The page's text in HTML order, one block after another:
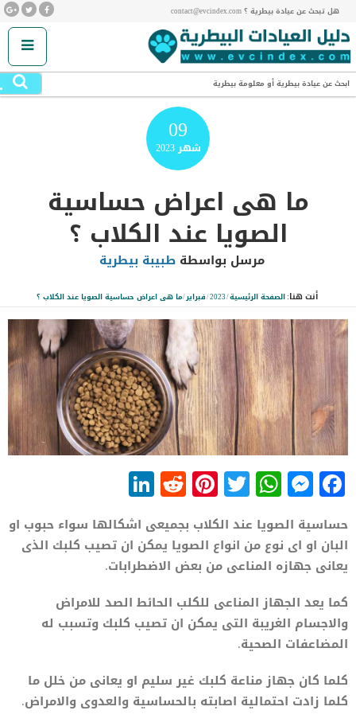
هل تبحث عن عيادة بيطرية ؟ contact@evcindex.com
ابحث عن عيادة بيطرية أو معلومة بيطرية
09
شهر2023
ما هى اعراض حساسية
الصويا عند الكلاب ؟
مرسل بواسطة طبيبة بيطرية
أنت هنا:الصفحة الرئيسية/
2023
/فبراير/ما هى اعراض حساسية الصويا عند الكلاب ؟
Facebook
Messenger
WhatsApp
Twitter
Pinterest
Reddit
حساسية الصويا عند الكلاب بجميعى اشكالها سواء حبوب او
البان او اى نوع من انواع الصويا يمكن ان تصيب كلبك الذى
يعانى جهازه المناعى من بعض الاضطرابات.
كما يعد الجهاز المناعى للكلب الحائط الصد للامراض
والاجسام الغريبة التى يمكن ان تصيب كلبك وتسبب له
المضاعفات الصحية.
كلما كان جهاز مناعة كلبك غير سليم او يعانى من خلل ما
كلما زادت احتمالية اصابته بالحساسية والعدوى والامراض.